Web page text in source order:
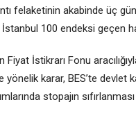
felaketinin akabinde üç
100 endeksi geçen
Fiyat İstikrarı Fonu
karar, BES’te devlet
stopajın